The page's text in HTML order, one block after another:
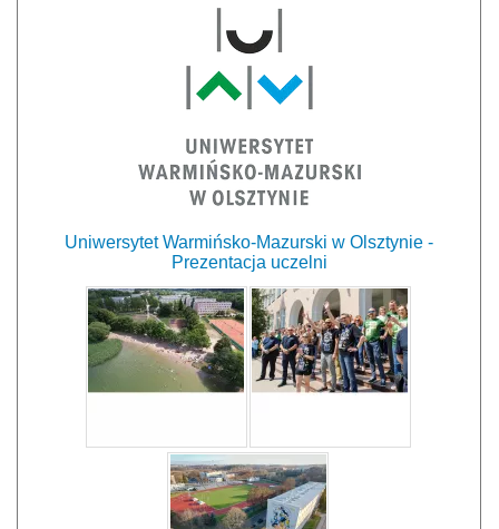
Uniwersytet Warmińsko-Mazurski w Olsztynie -
Prezentacja uczelni